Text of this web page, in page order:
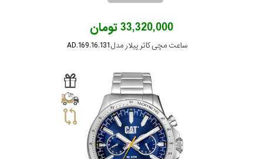
33,320,000 تومان
ساعت مچی کاتر پیلار مدل AD.169.16.131